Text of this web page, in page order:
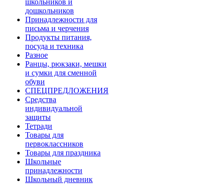
дошкольников
Принадлежности для
письма и черчения
Продукты питания,
посуда и техника
Разное
Ранцы, рюкзаки, мешки
и сумки для сменной
обуви
СПЕЦПРЕДЛОЖЕНИЯ
Средства
индивидуальной
защиты
Тетради
Товары для
первоклассников
Товары для праздника
Школьные
принадлежности
Школьный дневник